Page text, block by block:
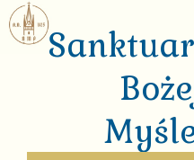
Skip to main content